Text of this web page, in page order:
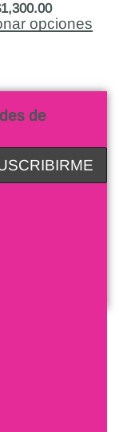
1,300.00
opciones
de